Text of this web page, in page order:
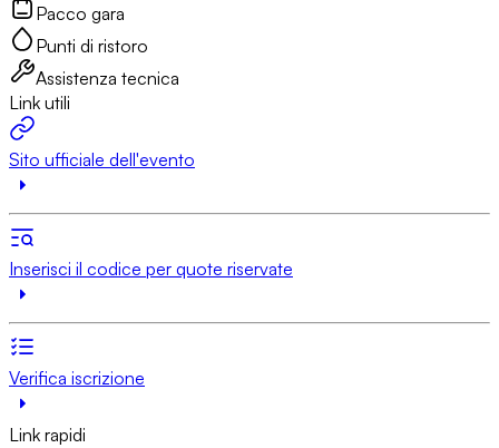
Pacco gara
Punti di ristoro
Assistenza tecnica
Link utili
Sito ufficiale dell'evento
Inserisci il codice per quote riservate
Verifica iscrizione
Link rapidi